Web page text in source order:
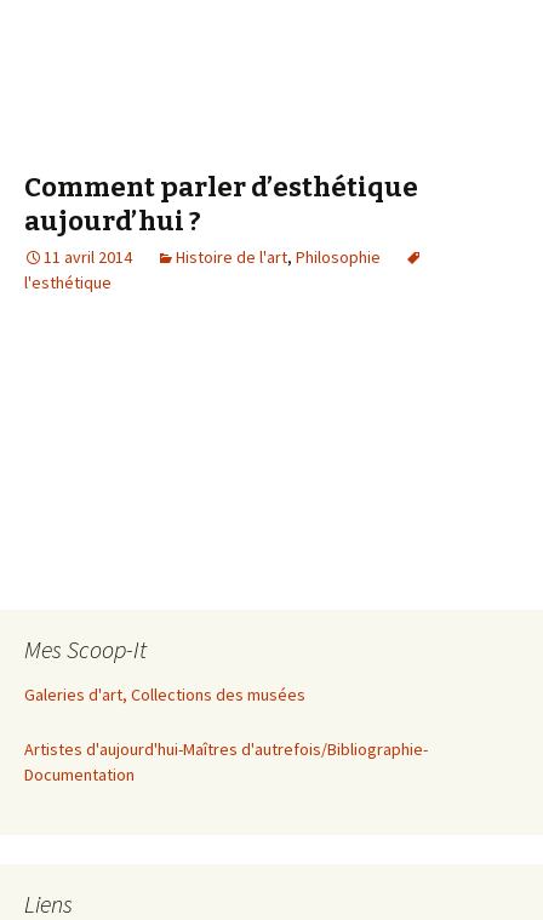
Comment parler d’esthétique
aujourd’hui ?
11 avril 2014 Histoire de l'art, Philosophie
l'esthétique
Mes Scoop-It
Galeries d'art, Collections des musées
Artistes d'aujourd'hui-Maîtres d'autrefois/Bibliographie-
Documentation
Liens